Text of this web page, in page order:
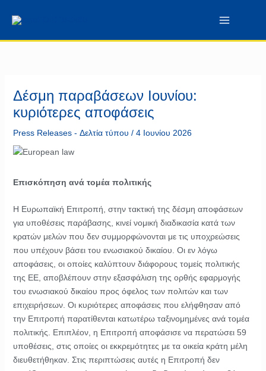
περιεχόμενο
στο
Δέσμη παραβάσεων Ιουνίου:
κυριότερες αποφάσεις
Press Releases - Δελτία τύπου / 4 Ιουνίου 2026
Επισκόπηση ανά τομέα πολιτικής
Η Ευρωπαϊκή Επιτροπή, στην τακτική της δέσμη αποφάσεων
για υποθέσεις παράβασης, κινεί νομική διαδικασία κατά των
κρατών μελών που δεν συμμορφώνονται με τις υποχρεώσεις
που υπέχουν βάσει του ενωσιακού δικαίου. Οι εν λόγω
αποφάσεις, οι οποίες καλύπτουν διάφορους τομείς πολιτικής
της ΕΕ, αποβλέπουν στην εξασφάλιση της ορθής εφαρμογής
του ενωσιακού δικαίου προς όφελος των πολιτών και των
επιχειρήσεων. Οι κυριότερες αποφάσεις που ελήφθησαν από
την Επιτροπή παρατίθενται κατωτέρω ταξινομημένες ανά τομέα
πολιτικής. Επιπλέον, η Επιτροπή αποφάσισε να περατώσει 59
υποθέσεις, στις οποίες οι εκκρεμότητες με τα οικεία κράτη μέλη
διευθετήθηκαν. Στις περιπτώσεις αυτές η Επιτροπή δεν